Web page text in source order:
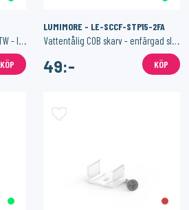
KÖP
LUMIMORE - LE-SCCF-STP15-2FA
49:- KÖP